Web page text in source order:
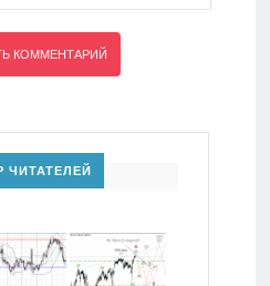
ЧИТАТЕЛЕЙ